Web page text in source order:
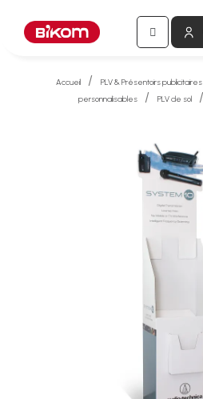
Accueil PLV & Présentoirs publicitaires
personnalisables
PLV de sol